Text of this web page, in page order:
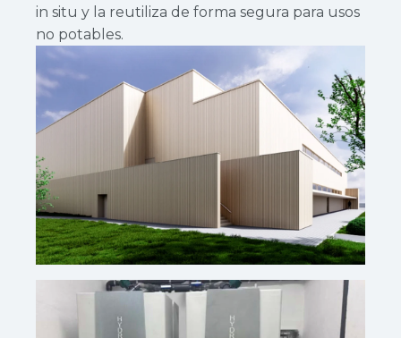
in situ y la reutiliza de forma segura para usos
no potables.